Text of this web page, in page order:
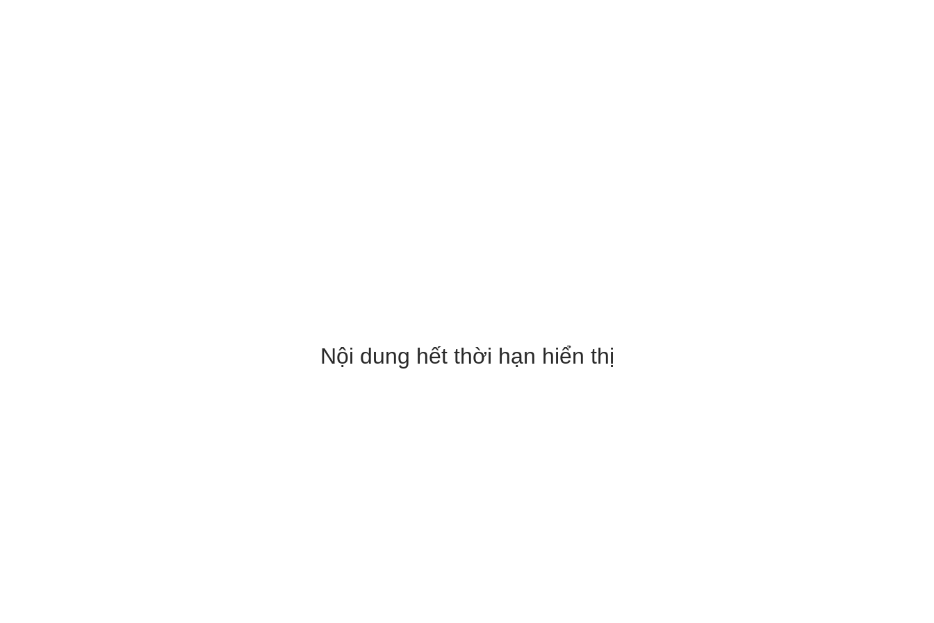
Nội dung hết thời hạn hiển thị